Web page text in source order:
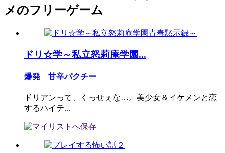
メのフリーゲーム
ドリ☆学～私立怒莉庵学園...
爆発 甘辛パクチー
ドリアンって、くっせぇな…。美少女＆イケメンと恋
するハイテ...